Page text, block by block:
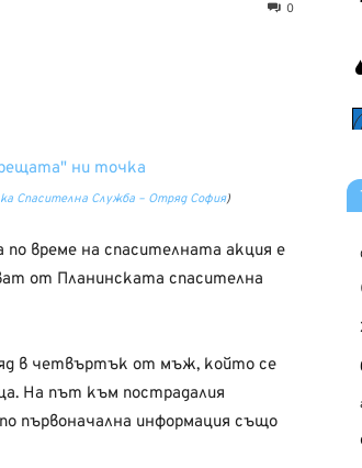
0
Спасителна Служба – Отряд София)
време на спасителната акция е
от Планинската спасителна
в четвъртък от мъж, който се
На път към пострадалия
първоначална информация също